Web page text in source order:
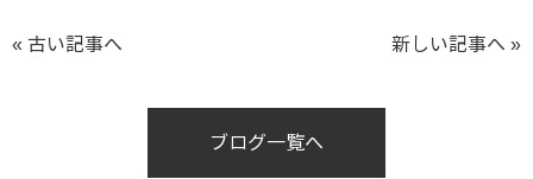
« 古い記事へ 新しい記事へ »
ブログ一覧へ